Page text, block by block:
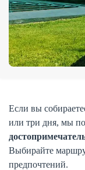
Если вы
или три дня, мы
Выбирайте
предпочтений.